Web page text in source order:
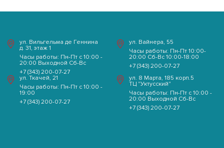
ул. Вильгельма де Геннина
д. 31, этаж 1
Часы работы: Пн-Пт с 10:00 -
20:00 Выходной Сб-Вс
+7 (343) 200-07-27
ул. Вайнера, 55
Часы работы: Пн-Пт 10:00-
20:00 Сб-Вс 10:00-18:00
+7 (343) 200-07-27
ул. Ткачей, 21
Часы работы: Пн-Пт с 10:00 -
19:00
+7 (343) 200-07-27
ул. 8 Марта, 185 корп.5
ТЦ "Уктусский"
Часы работы: Пн-Пт с 10:00 -
20:00 Выходной Сб-Вс
+7 (343) 200-07-27